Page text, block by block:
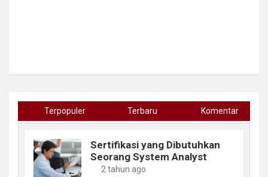
Terpopuler Terbaru Komentar
Sertifikasi yang Dibutuhkan
Seorang System Analyst
2 tahun ago